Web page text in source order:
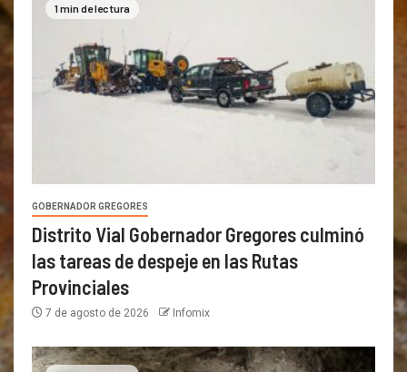
1 min de lectura
GOBERNADOR GREGORES
Distrito Vial Gobernador Gregores culminó
las tareas de despeje en las Rutas
Provinciales
7 de agosto de 2026 Infomix